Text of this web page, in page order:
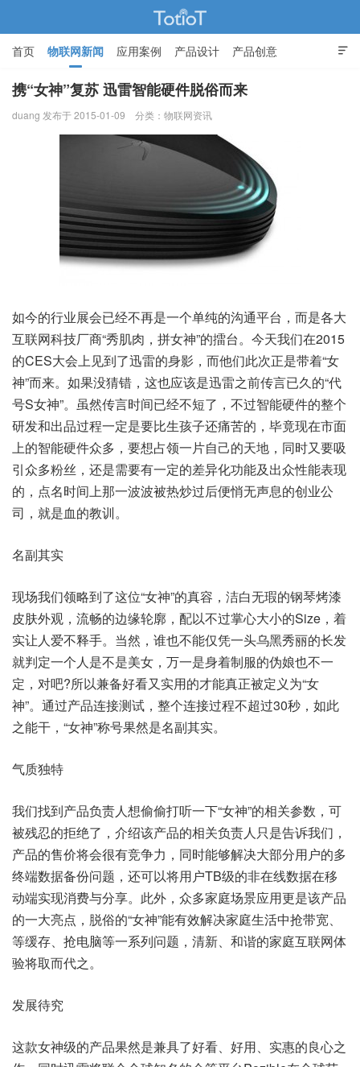
物联网的那些事 - Totiot

首页 物联网新闻 应用案例 产品设计 产品创意
智能家居
携“女神”复苏 迅雷智能硬件脱俗而来
duang 发布于 2015-01-09 分类： 物联网资讯
如今的行业展会已经不再是一个单纯的沟通平台，而是各大
互联网科技厂商“秀肌肉，拼女神”的擂台。今天我们在2015
的CES大会上见到了迅雷的身影，而他们此次正是带着“女
神”而来。如果没猜错，这也应该是迅雷之前传言已久的“代
号S女神”。虽然传言时间已经不短了，不过智能硬件的整个
研发和出品过程一定是要比生孩子还痛苦的，毕竟现在市面
上的智能硬件众多，要想占领一片自己的天地，同时又要吸
引众多粉丝，还是需要有一定的差异化功能及出众性能表现
的，点名时间上那一波波被热炒过后便悄无声息的创业公
司，就是血的教训。
名副其实
现场我们领略到了这位“女神”的真容，洁白无瑕的钢琴烤漆
皮肤外观，流畅的边缘轮廓，配以不过掌心大小的Size，着
实让人爱不释手。当然，谁也不能仅凭一头乌黑秀丽的长发
就判定一个人是不是美女，万一是身着制服的伪娘也不一
定，对吧?所以兼备好看又实用的才能真正被定义为“女
神”。通过产品连接测试，整个连接过程不超过30秒，如此
之能干，“女神”称号果然是名副其实。
气质独特
我们找到产品负责人想偷偷打听一下“女神”的相关参数，可
被残忍的拒绝了，介绍该产品的相关负责人只是告诉我们，
产品的售价将会很有竞争力，同时能够解决大部分用户的多
终端数据备份问题，还可以将用户TB级的非在线数据在移
动端实现消费与分享。此外，众多家庭场景应用更是该产品
的一大亮点，脱俗的“女神”能有效解决家庭生活中抢带宽、
等缓存、抢电脑等一系列问题，清新、和谐的家庭互联网体
验将取而代之。
发展待究
这款女神级的产品果然是兼具了好看、好用、实惠的良心之